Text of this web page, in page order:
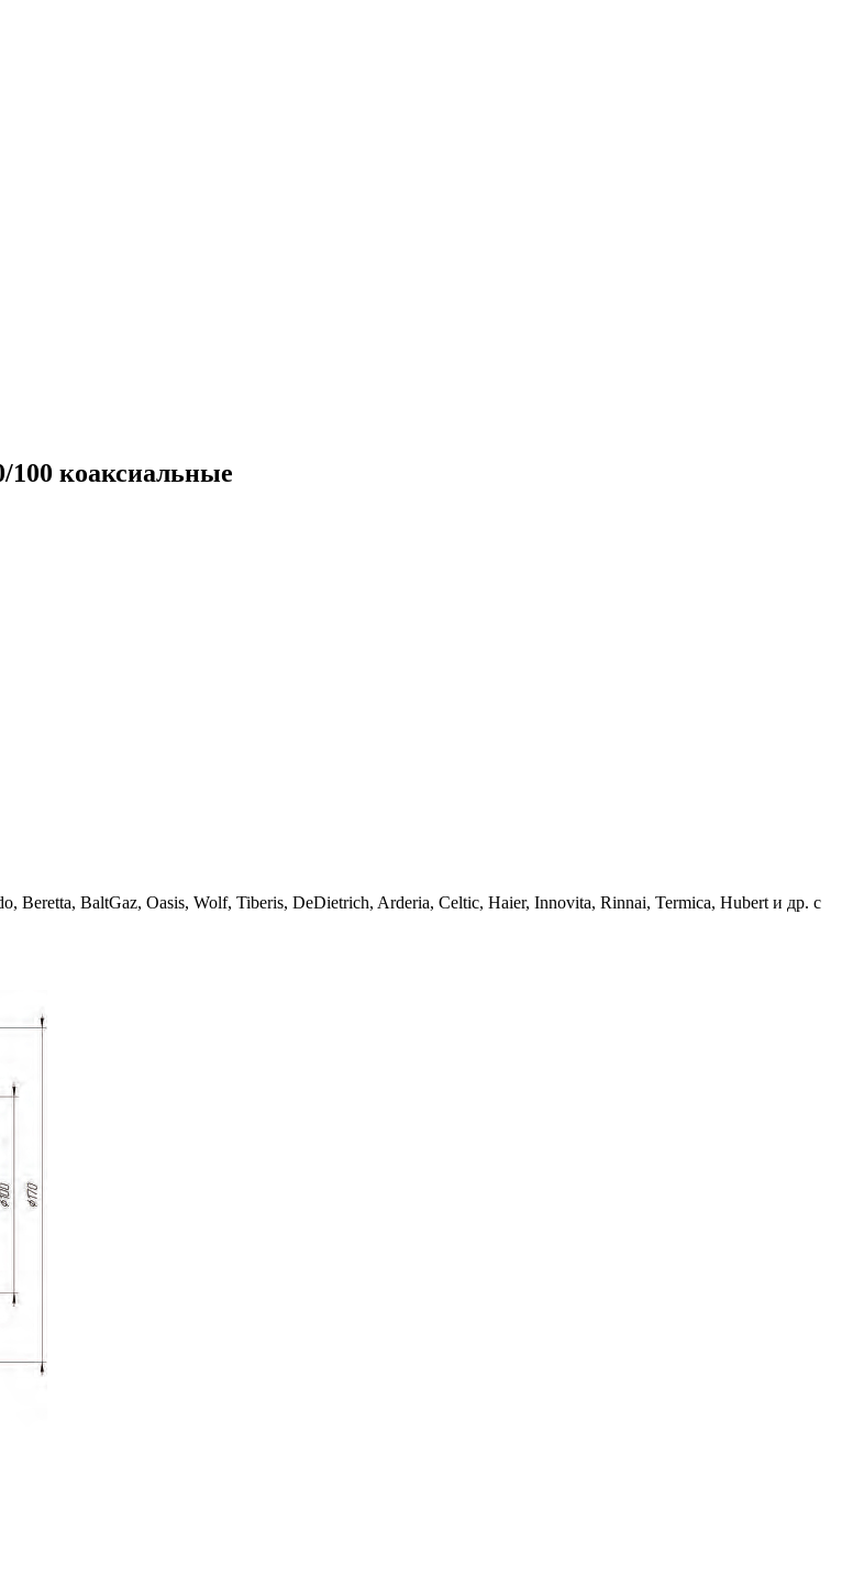
коаксиальные
Beretta, BaltGaz, Oasis, Wolf, Tiberis, DeDietrich, Arderia, Celtic, Haier, Innovita, Rinnai, Termica, Hubert и др. с